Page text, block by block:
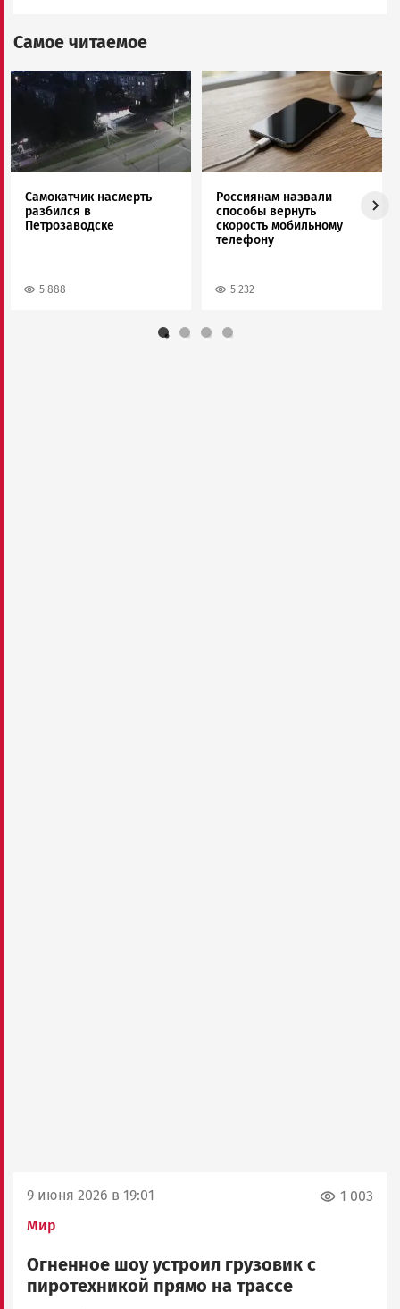
Самое читаемое
Image
Самокатчик насмерть
разбился в
Петрозаводске
5 888
Image
Россиянам назвали
способы вернуть
скорость мобильному
телефону
5 232
9 июня 2026 в 19:01
Мир
1 003
Огненное шоу устроил грузовик с
пиротехникой прямо на трассе